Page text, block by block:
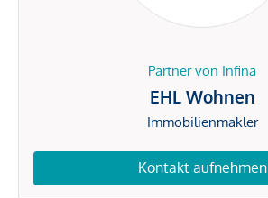
Partner von Infina
EHL Wohnen
Immobilienmakler
Kontakt aufnehmen